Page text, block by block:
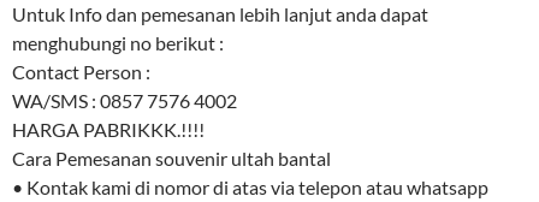
Untuk Info dan pemesanan lebih lanjut anda dapat
menghubungi no berikut :
Contact Person :
WA/SMS : 0857 7576 4002
HARGA PABRIKKK.!!!!
Cara Pemesanan souvenir ultah bantal
• Kontak kami di nomor di atas via telepon atau whatsapp